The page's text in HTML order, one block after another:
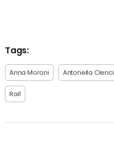
Tags:
Anna Moroni Antonella Clerici
Rai1